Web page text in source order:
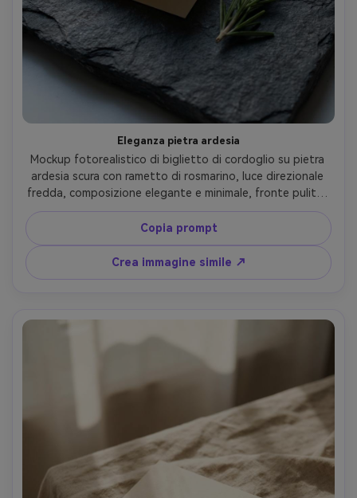
Eleganza pietra ardesia
Mockup fotorealistico di biglietto di cordoglio su pietra
ardesia scura con rametto di rosmarino, luce direzionale
fredda, composizione elegante e minimale, fronte pulito,
nessun testo, nessuna lettera, Nikon Z8, 50mm, dettagli
netti --ar 4:5
Copia prompt
Crea immagine simile ↗